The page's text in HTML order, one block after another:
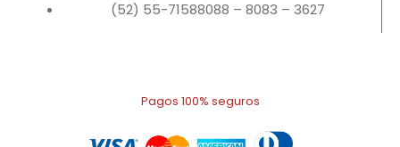
(52) 55-71588088 – 8083 – 3627
Pagos 100% seguros